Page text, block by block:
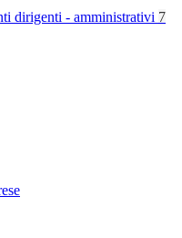
dirigenti - amministrativi 7